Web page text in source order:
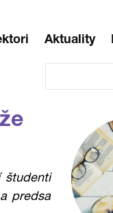
Aktuality
študenti
predsa